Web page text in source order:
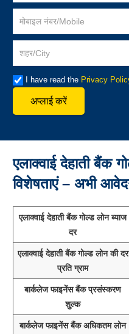
I have read the Privacy
अप्लाई करें
एलाक्वाई देहाती बैंक
विशेषताएं – अभी
एलाक्वाई देहाती बैंक गोल्ड लोन ब्याज
दर
एलाक्वाई देहाती बैंक गोल्ड लोन की दर
प्रति ग्राम
बार्कलेज फाइनेंस बैंक प्रसंस्करण
शुल्क
बार्कलेज फाइनेंस बैंक अधिकतम लोन